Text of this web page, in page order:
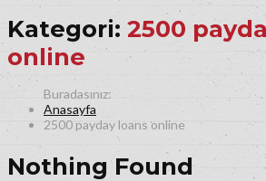
Kategori: 2500
online
Anasayfa
2500 payday loans online
Nothing Found